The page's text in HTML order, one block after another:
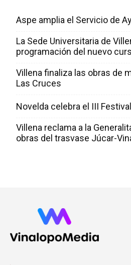
Aspe amplia el Servicio de
La Sede Universitaria de
programación del nuevo
Villena finaliza las obras de
Las Cruces
Novelda celebra el III
Villena reclama a la
obras del trasvase Júcar-